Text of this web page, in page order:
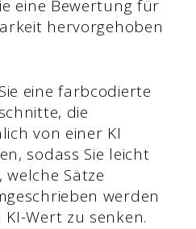
eine Bewertung für
hervorgehoben
eine farbcodierte
die
von einer KI
sodass Sie leicht
Sätze
werden
Wert zu senken.